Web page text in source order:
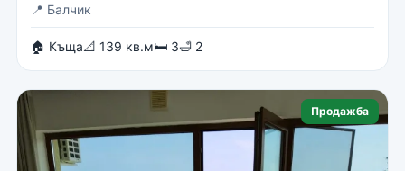
📍 Балчик
🏠 Къща📐 139 кв.м🛏 3🛁 2
Продажба